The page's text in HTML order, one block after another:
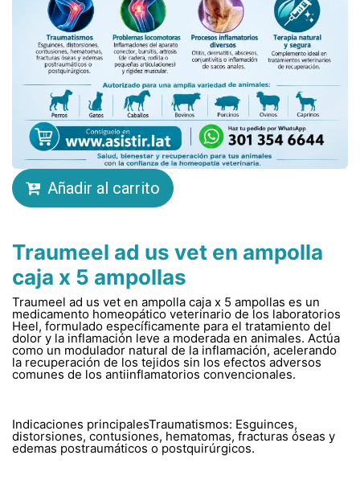
Añadir al carrito
Traumeel ad us vet en ampolla
caja x 5 ampollas
Traumeel ad us vet en ampolla caja x 5 ampollas es un
medicamento homeopático veterinario de los laboratorios
Heel, formulado específicamente para el tratamiento del
dolor y la inflamación leve a moderada en animales. Actúa
como un modulador natural de la inflamación, acelerando
la recuperación de los tejidos sin los efectos adversos
comunes de los antiinflamatorios convencionales.
Indicaciones principalesTraumatismos: Esguinces,
distorsiones, contusiones, hematomas, fracturas óseas y
edemas postraumáticos o postquirúrgicos.